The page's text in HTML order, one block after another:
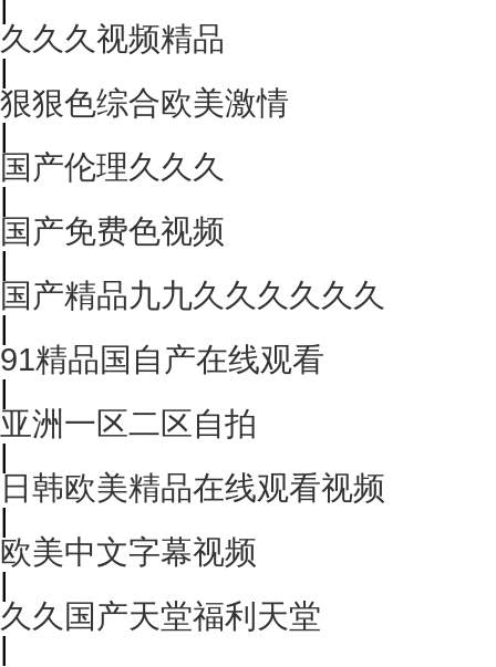
久久久视频精品
|
狠狠色综合欧美激情
|
国产伦理久久久
|
国产免费色视频
|
国产精品九九久久久久久久
|
91精品国自产在线观看
|
亚洲一区二区自拍
|
日韩欧美精品在线观看视频
|
欧美中文字幕视频
|
久久国产天堂福利天堂
|